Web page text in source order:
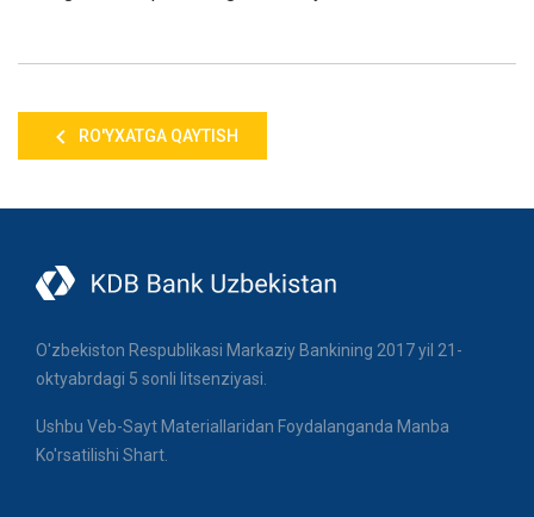
RO'YXATGA QAYTISH
O'zbekiston Respublikasi Markaziy Bankining 2017 yil 21-
oktyabrdagi 5 sonli litsenziyasi.
Ushbu Veb-Sayt Materiallaridan Foydalanganda Manba
Ko'rsatilishi Shart.